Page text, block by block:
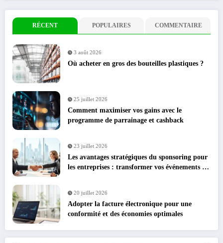
RÉCENT POPULAIRES COMMENTAIRE
3 août 2026
Où acheter en gros des bouteilles plastiques ?
25 juillet 2026
Comment maximiser vos gains avec le
programme de parrainage et cashback
23 juillet 2026
Les avantages stratégiques du sponsoring pour
les entreprises : transformer vos événements en
20 juillet 2026
Adopter la facture électronique pour une
conformité et des économies optimales